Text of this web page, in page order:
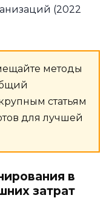
(2022
методы
статьям
для лучшей
в
затрат